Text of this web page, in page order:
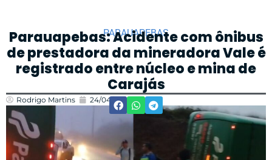
PARAUAPEBAS
Parauapebas: Acidente com ônibus
de prestadora da mineradora Vale é
registrado entre núcleo e mina de
Carajás
Rodrigo Martins 24/04/2026 12:57